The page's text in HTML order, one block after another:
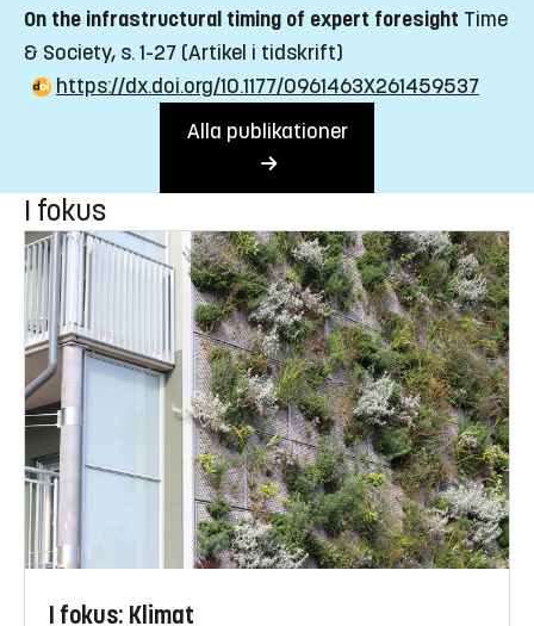
On the infrastructural timing of expert foresight Time
& Society, s. 1-27 (Artikel i tidskrift)
https://dx.doi.org/10.1177/0961463X261459537
Alla publikationer
I fokus
I fokus: Klimat